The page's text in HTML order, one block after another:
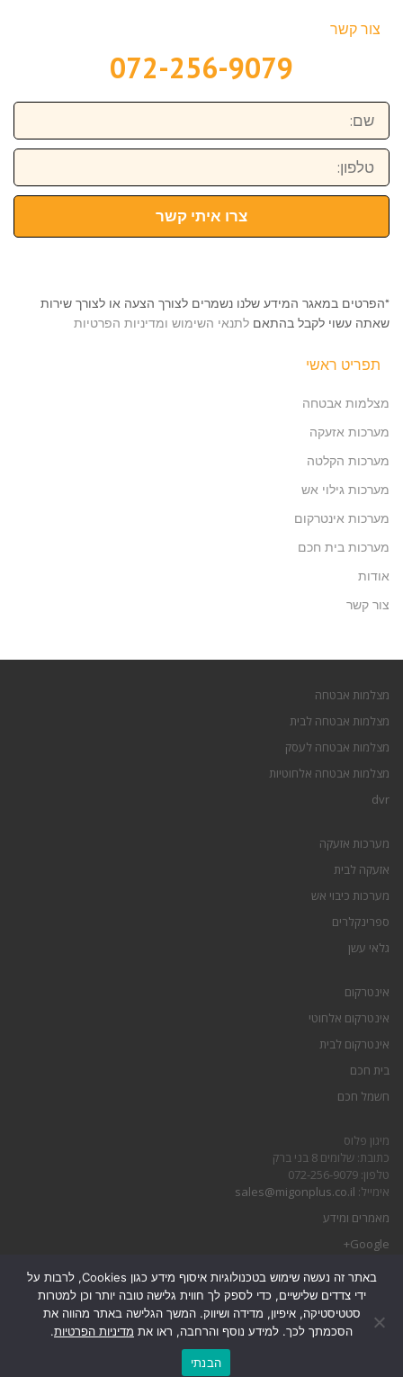
צור קשר
072-256-9079
שם:
טלפון:
צרו איתי קשר
*הפרטים במאגר המידע שלנו נשמרים לצורך הצעה או לצורך שירות
שאתה עשוי לקבל בהתאם לתנאי השימוש ומדיניות הפרטיות
תפריט ראשי
מצלמות אבטחה
מערכות אזעקה
מערכות הקלטה
מערכות גילוי אש
מערכות אינטרקום
מערכות בית חכם
אודות
צור קשר
מצלמות אבטחה
מצלמות אבטחה לבית
מצלמות אבטחה לעסק
מצלמות אבטחה אלחוטיות
dvr
מערכות אזעקה
אזעקה לבית
מערכות כיבוי אש
ספרינקלרים
גלאי עשן
אינטרקום
אינטרקום אלחוטי
אינטרקום לבית
בית חכם
חשמל חכם
מיגון פלוס
כתובת: שלומים 8 בני ברק
טלפון: 072-256-9079
אימייל: sales@migonplus.co.il
מאמרים ומידע
Google+
מדיניות פרטיות
גלילה
באתר זה נעשה שימוש בטכנולוגיות איסוף מידע כגון Cookies, לרבות על
ידי צדדים שלישיים, כדי לספק לך חווית גלישה טובה יותר וכן למטרות
סטטיסטיקה, איפיון, מדידה ושיווק. המשך הגלישה באתר מהווה את
הסכמתך לכך. למידע נוסף והרחבה, ראו את מדיניות הפרטיות.
הבנתי